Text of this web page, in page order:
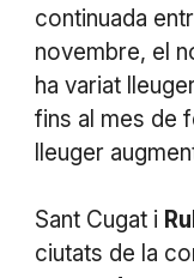
continuada
novembre, el
ha variat
fins al mes de
lleuger
Sant Cugat i
ciutats de la